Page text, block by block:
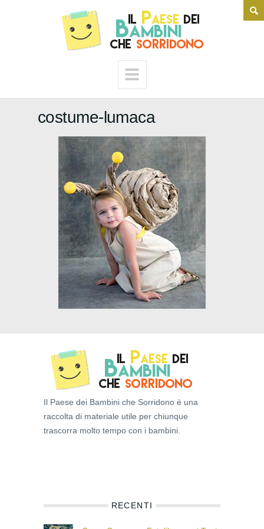
costume-lumaca
Il Paese dei Bambini che Sorridono è una
raccolta di materiale utile per chiunque
trascorra molto tempo con i bambini.
RECENTI